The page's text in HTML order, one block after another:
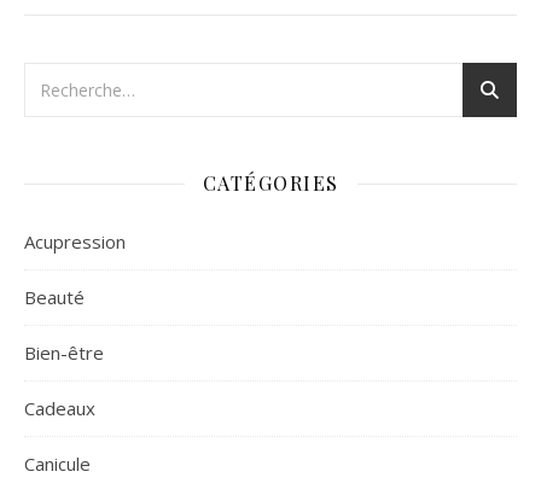
CATÉGORIES
Acupression
Beauté
Bien-être
Cadeaux
Canicule